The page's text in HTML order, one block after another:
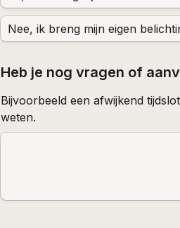
Nee, ik breng mijn eigen
Heb je nog vragen of
Bijvoorbeeld een afwijkend
weten.